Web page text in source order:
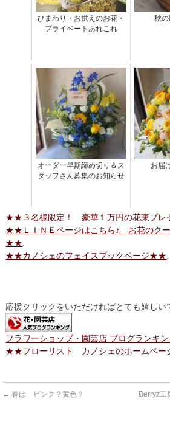
ひまわり・お供えのお花・
プライベートあれこれ
秋
オーダー早期締め切り＆ス
タッフさん募集のお知らせ
お届
★★３名様限定！ 豪華１万円の花束プ
★★ＬＩＮＥページはこちら♪ お花のクー
★★
★★カノシェのフェイスブックページ★★
応援クリックをいただければとても嬉しい
フラワーショップ・園芸店 ブログランキ
★★フローリスト カノシェのホームペー
← 春は ピンク？黄色？
Berryz